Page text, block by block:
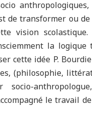
de transformer ou
vision
la
cette idée P.
(philosophie,
socio-
le travail